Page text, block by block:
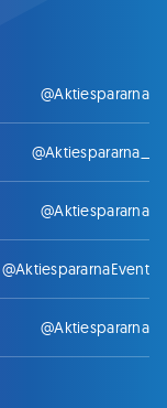
@Aktiespararna
@Aktiespararna_
@Aktiespararna
@AktiespararnaEvent
@Aktiespararna